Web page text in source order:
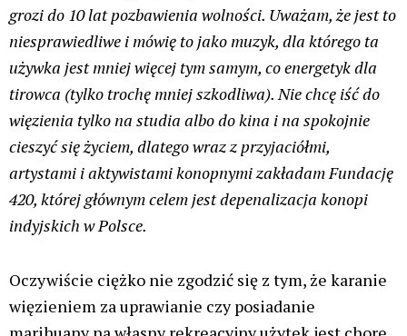
grozi do 10 lat pozbawienia wolności. Uważam, że jest to
niesprawiedliwe i mówię to jako muzyk, dla którego ta
używka jest mniej więcej tym samym, co energetyk dla
tirowca (tylko trochę mniej szkodliwa). Nie chcę iść do
więzienia tylko na studia albo do kina i na spokojnie
cieszyć się życiem, dlatego wraz z przyjaciółmi,
artystami i aktywistami konopnymi zakładam Fundację
420, której głównym celem jest depenalizacja konopi
indyjskich w Polsce.
Oczywiście ciężko nie zgodzić się z tym, że karanie
więzieniem za uprawianie czy posiadanie